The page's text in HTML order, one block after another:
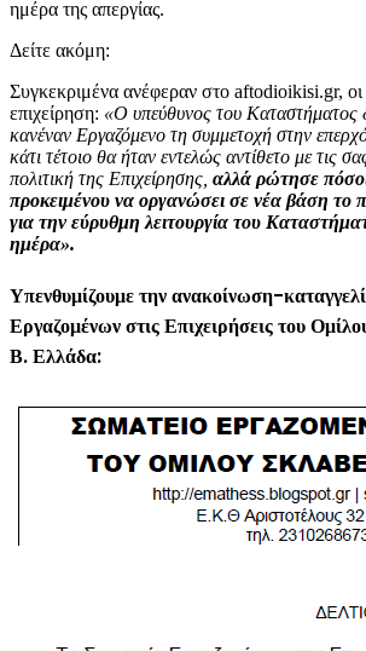
ημέρα της απεργίας.
Δείτε ακόμη:
Συγκεκριμένα ανέφεραν στο aftodioikisi.gr, οι
επιχείρηση: «Ο υπεύθυνος του Καταστήματος
κανέναν Εργαζόμενο τη συμμετοχή στην
κάτι τέτοιο θα ήταν εντελώς αντίθετο με τις
πολιτική της Επιχείρησης, αλλά ρώτησε
προκειμένου να οργανώσει σε νέα βάση το
για την εύρυθμη λειτουργία του
ημέρα».
Υπενθυμίζουμε την ανακοίνωση-
Εργαζομένων στις Επιχειρήσεις του
Β. Ελλάδα: